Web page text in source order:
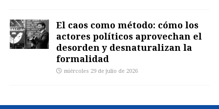
El caos como método: cómo los
actores políticos aprovechan el
desorden y desnaturalizan la
formalidad
miércoles 29 de julio de 2026